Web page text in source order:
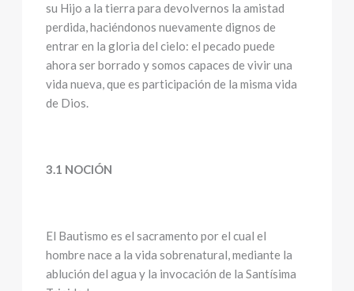
su Hijo a la tierra para devolvernos la amistad
perdida, haciéndonos nuevamente dignos de
entrar en la gloria del cielo: el pecado puede
ahora ser borrado y somos capaces de vivir una
vida nueva, que es participación de la misma vida
de Dios.
3.1 NOCIÓN
El Bautismo es el sacramento por el cual el
hombre nace a la vida sobrenatural, mediante la
ablución del agua y la invocación de la Santísima